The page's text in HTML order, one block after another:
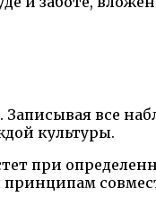
все
культуры.
при